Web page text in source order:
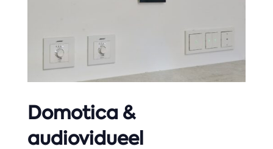
Domotica &
audiovidueel